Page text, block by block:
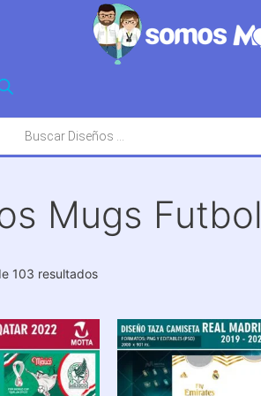
Mugs Futbol
103 resultadosOrdenado
últimos